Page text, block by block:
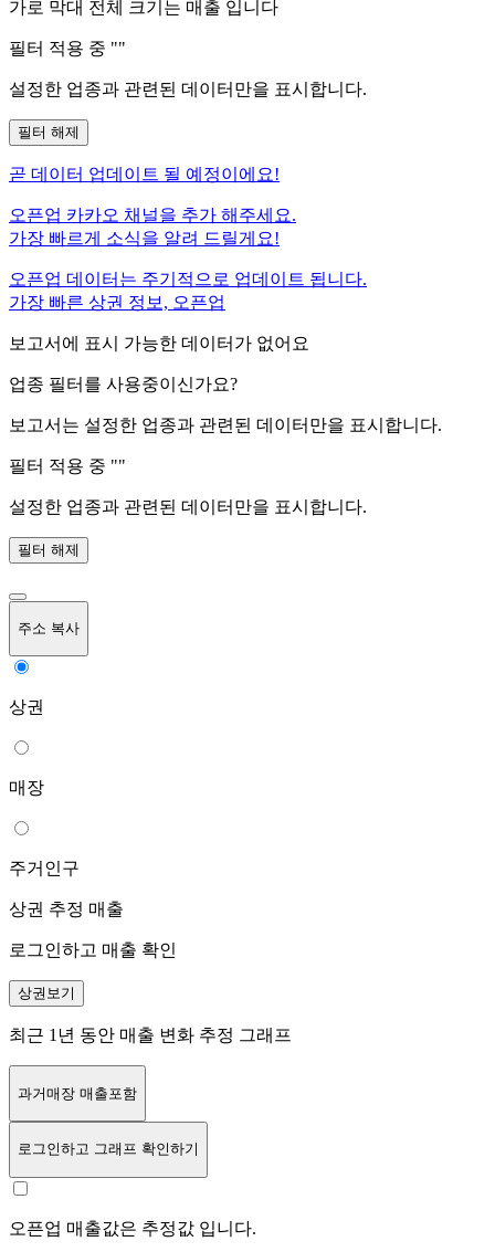
가로 막대 전체 크기는 매출 입니다
필터 적용 중 ""
설정한 업종과 관련된 데이터만을 표시합니다.
필터 해제
곧 데이터 업데이트 될 예정이에요!
오픈업 카카오 채널을 추가 해주세요.
가장 빠르게 소식을 알려 드릴게요!
오픈업 데이터는 주기적으로 업데이트 됩니다.
가장 빠른 상권 정보, 오픈업
보고서에 표시 가능한 데이터가 없어요
업종 필터를 사용중이신가요?
보고서는 설정한 업종과 관련된 데이터만을 표시합니다.
필터 적용 중 ""
설정한 업종과 관련된 데이터만을 표시합니다.
필터 해제
주소 복사
상권
매장
주거인구
상권 추정 매출
로그인하고 매출 확인
상권보기
최근 1년 동안 매출 변화 추정 그래프
과거매장 매출포함
로그인하고 그래프 확인하기
오픈업 매출값은 추정값 입니다.